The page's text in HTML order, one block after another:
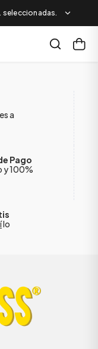
seleccionadas.
a
Pago
y 100%
lo